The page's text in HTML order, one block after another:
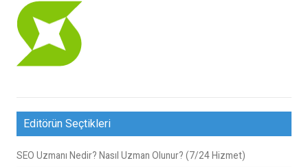
Editörün Seçtikleri
SEO Uzmanı Nedir? Nasıl Uzman Olunur? (7/24 Hizmet)